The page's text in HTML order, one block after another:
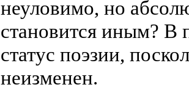
неуловимо, но
становится иным? В
статус поэзии,
неизменен.